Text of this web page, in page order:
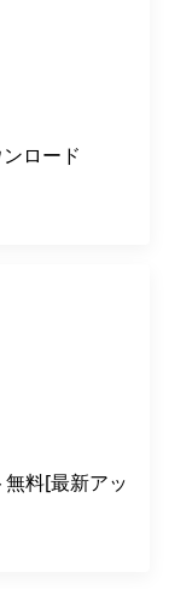
ロード
料[最新アッ